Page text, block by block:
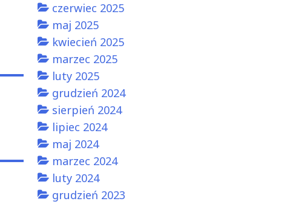
czerwiec 2025
maj 2025
kwiecień 2025
marzec 2025
luty 2025
grudzień 2024
sierpień 2024
lipiec 2024
maj 2024
marzec 2024
luty 2024
grudzień 2023